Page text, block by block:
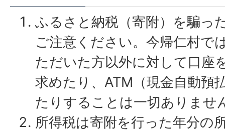
ふるさと納税（寄附）を騙っ
ご注意ください。今帰仁村で
ただいた方以外に対して口座
求めたり、ATM（現金自動預
たりすることは一切ありませ
所得税は寄附を行った年分の